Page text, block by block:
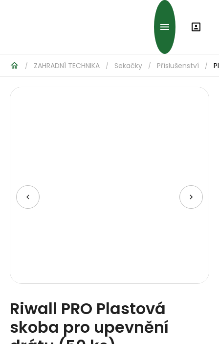
/ ZAHRADNÍ TECHNIKA / Sekačky / Příslušenství /
Riwall PRO Plastová
skoba pro upevnění